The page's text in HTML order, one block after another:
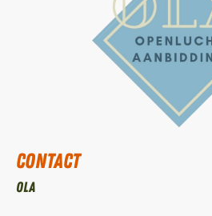
Contact
OLA